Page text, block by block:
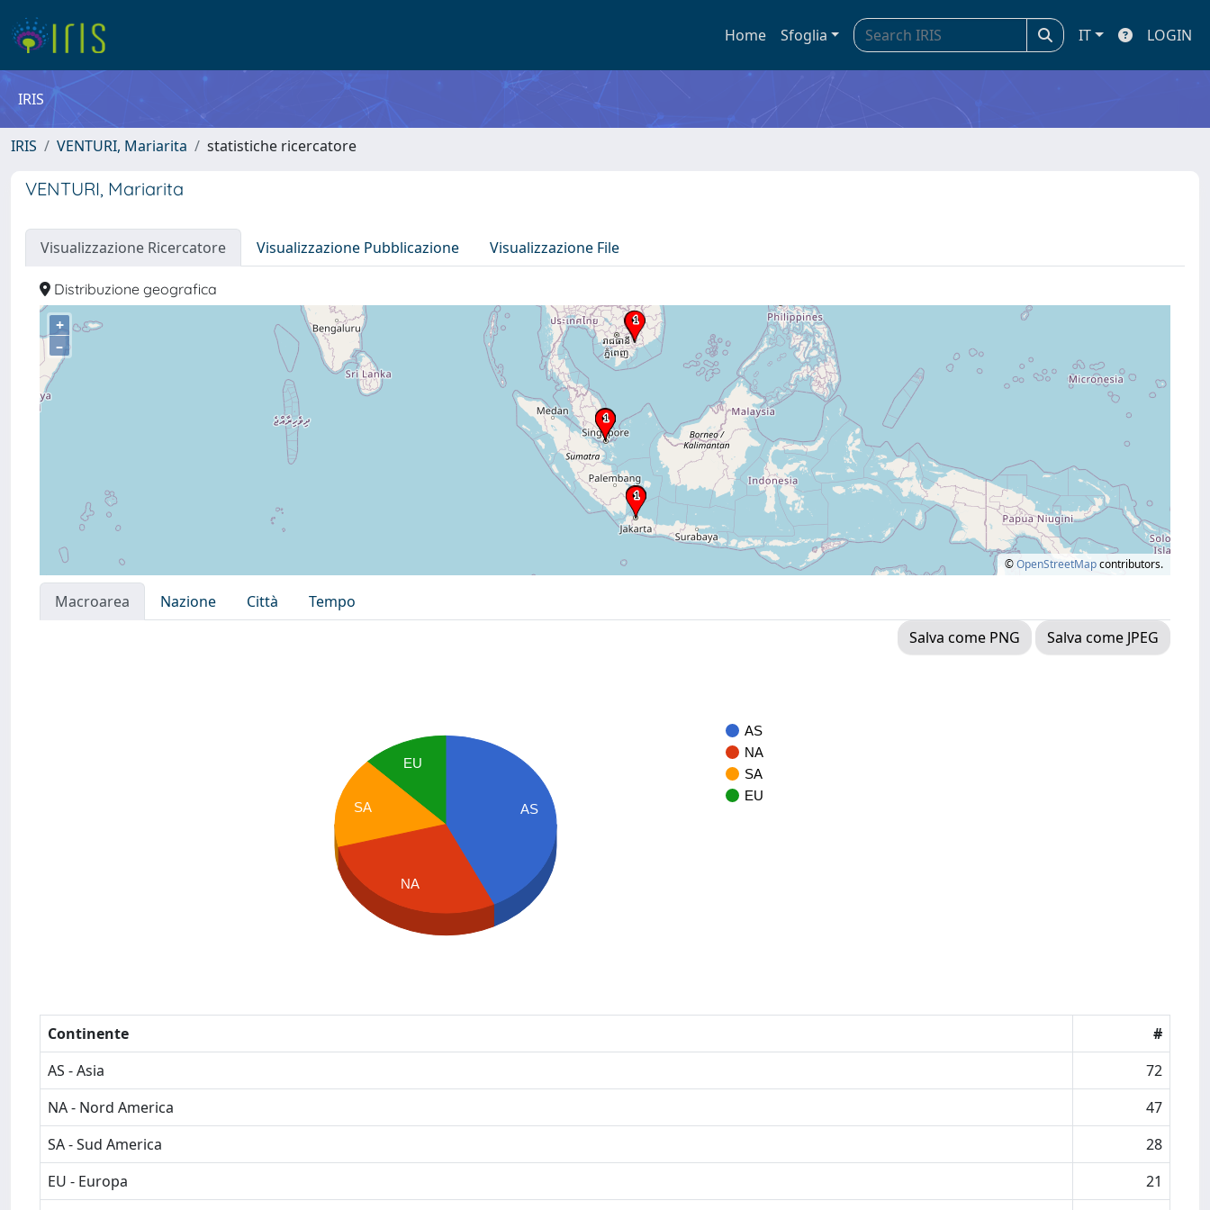
Home Sfoglia IT LOGIN
IRIS
IRIS VENTURI, Mariarita statistiche ricercatore
VENTURI, Mariarita
Visualizzazione Ricercatore Visualizzazione Pubblicazione Visualizzazione File
Distribuzione geografica
+
–
©OpenStreetMapcontributors.
Macroarea Nazione Città
Tempo
Salva come PNG
Salva come JPEG
AS
NA
SA
EU
AS
EU
SA
NA
Continente
#
AS - Asia
72
NA - Nord America
47
SA - Sud America
28
EU - Europa
21